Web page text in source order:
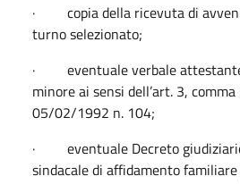
· copia della ricevuta di
turno selezionato;
· eventuale verbale
minore ai sensi dell’art. 3,
05/02/1992 n. 104;
· eventuale Decreto
sindacale di affidamento